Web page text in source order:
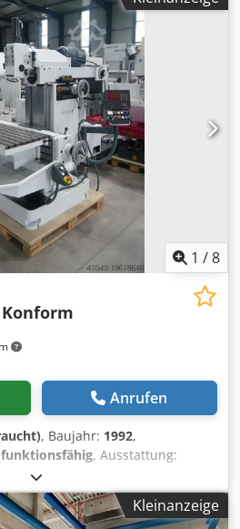
40 mit Hydraulikspanner DIN 2080
Tisch
mm Gewicht: 1600 kg
ca. 2500 x 2700 x
6011 Resedagrün Digitalanzeige:
Zentralschmierung, KSS-
auf Anfrage
1 /8
Konform
Anrufen
, Baujahr: 1992,
, Ausstattung:
, Universalfräsmaschine Deckel
- Digitalanzeige Heidenhain in
CE Konform !!! Technische
Kleinanzeige